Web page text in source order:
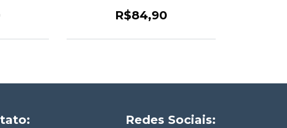
R$84,90
Redes Sociais: